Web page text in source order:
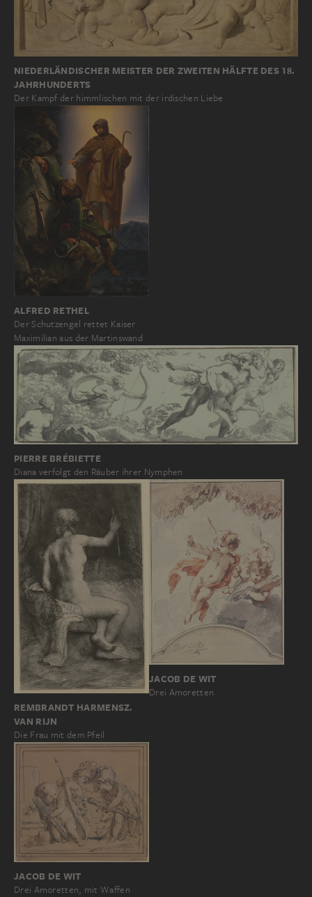
NIEDERLÄNDISCHER MEISTER DER ZWEITEN HÄLFTE DES 18.
JAHRHUNDERTS
Der Kampf der himmlischen mit der irdischen Liebe
ALFRED RETHEL
Der Schutzengel rettet Kaiser
Maximilian aus der Martinswand
PIERRE BRÉBIETTE
Diana verfolgt den Räuber ihrer Nymphen
REMBRANDT HARMENSZ.
VAN RIJN
Die Frau mit dem Pfeil
JACOB DE WIT
Drei Amoretten
JACOB DE WIT
Drei Amoretten, mit Waffen